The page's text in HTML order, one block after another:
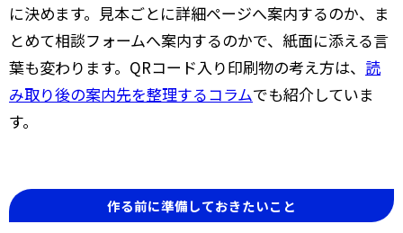
に決めます。見本ごとに詳細ページへ案内するのか、ま
とめて相談フォームへ案内するのかで、紙面に添える言
葉も変わります。QRコード入り印刷物の考え方は、 読
み取り後の案内先を整理するコラムでも紹介していま
す。
作る前に準備しておきたいこと